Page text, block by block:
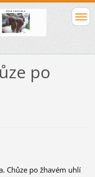
po
Chůze po žhavém uhlí